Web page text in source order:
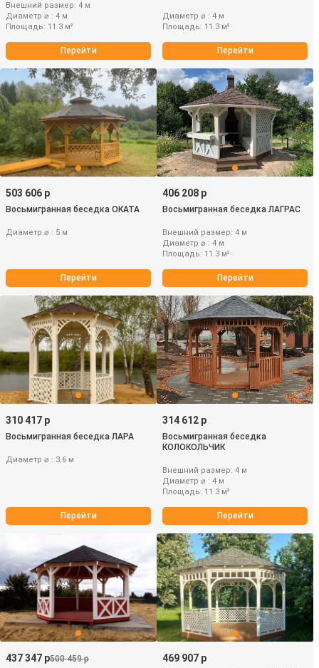
Внешний размер: 4 м
Диаметр ⌀ : 4 м
Площадь: 11.3 м²
Перейти
Диаметр ⌀ : 4 м
Площадь: 11.3 м²
Перейти
503 606 р
Восьмигранная беседка ОКАТА
Диаметр ⌀ : 5 м
Перейти
406 208 р
Восьмигранная беседка ЛАГРАС
Внешний размер: 4 м
Диаметр ⌀ : 4 м
Площадь: 11.3 м²
Перейти
310 417 р
Восьмигранная беседка ЛАРА
Диаметр ⌀ : 3.6 м
Перейти
314 612 р
Восьмигранная беседка
КОЛОКОЛЬЧИК
Внешний размер: 4 м
Диаметр ⌀ : 4 м
Площадь: 11.3 м²
Перейти
437 347 р500 459 р
469 907 р